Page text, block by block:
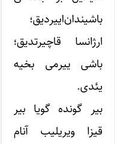
باشیندان‌اییردیق؛
ارژانسا قاچیرتدیق؛
باشی ییرمی بخیه
یئدی.
بیر گونده گویا بیر
قیزا ویریلیب آنام